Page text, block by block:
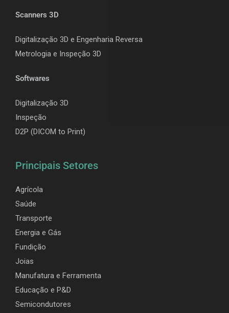
Scanners 3D
Digitalização 3D e Engenharia Reversa
Metrologia e Inspeção 3D
Softwares
Digitalização 3D
Inspeção
D2P (DICOM to Print)
Principais Setores
Agrícola
Saúde
Transporte
Energia e Gás
Fundição
Joias
Manufatura e Ferramenta
Educação e P&D
Semicondutores